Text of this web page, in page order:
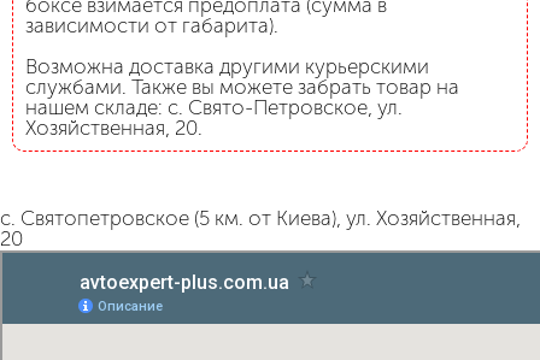
боксе взимается предоплата (сумма в
зависимости от габарита).
Возможна доставка другими курьерскими
службами. Также вы можете забрать товар на
нашем складе: с. Свято-Петровское, ул.
Хозяйственная, 20.
с. Святопетровское (5 км. от Киева), ул. Хозяйственная,
20